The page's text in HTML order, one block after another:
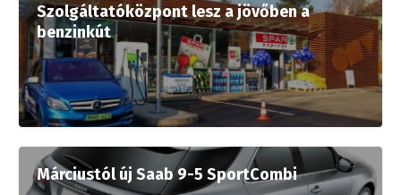
Szolgáltatóközpont lesz a jövőben a
benzinkút
Márciustól új Saab 9-5 SportCombi